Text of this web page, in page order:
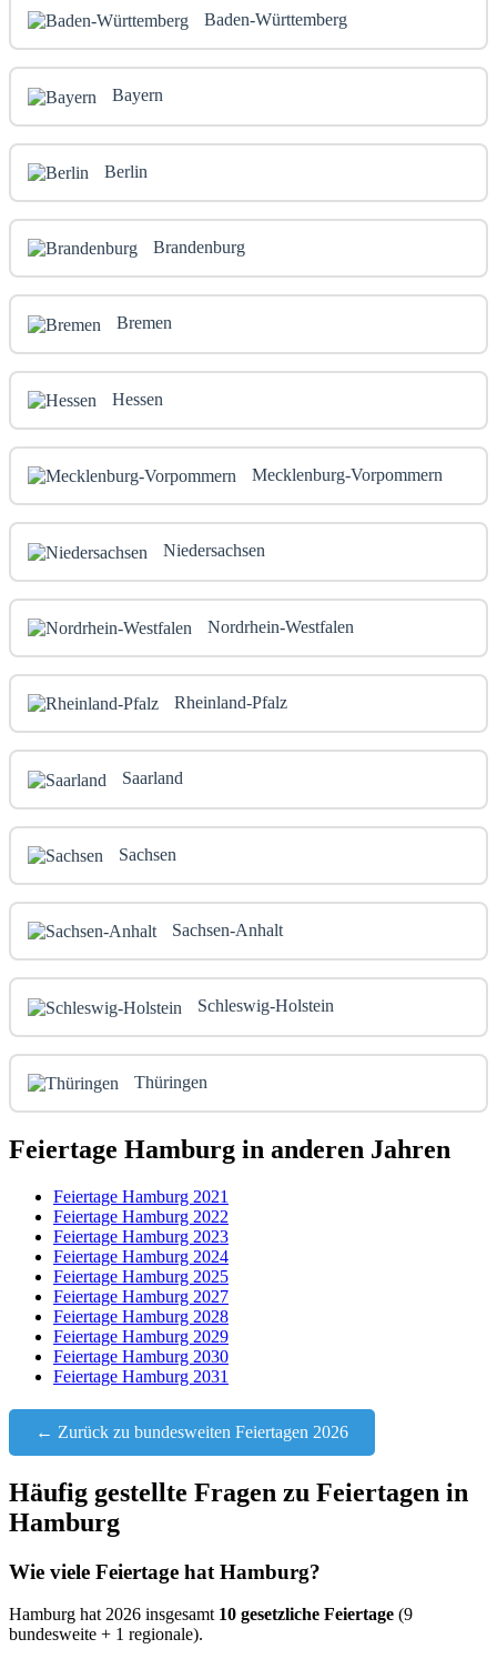
Baden-Württemberg
Bayern
Berlin
Brandenburg
Bremen
Hessen
Mecklenburg-Vorpommern
Niedersachsen
Nordrhein-Westfalen
Rheinland-Pfalz
Saarland
Sachsen
Sachsen-Anhalt
Schleswig-Holstein
Thüringen
Feiertage Hamburg in anderen Jahren
Feiertage Hamburg 2021
Feiertage Hamburg 2022
Feiertage Hamburg 2023
Feiertage Hamburg 2024
Feiertage Hamburg 2025
Feiertage Hamburg 2027
Feiertage Hamburg 2028
Feiertage Hamburg 2029
Feiertage Hamburg 2030
Feiertage Hamburg 2031
← Zurück zu bundesweiten Feiertagen 2026
Häufig gestellte Fragen zu Feiertagen in
Hamburg
Wie viele Feiertage hat Hamburg?
Hamburg hat 2026 insgesamt 10 gesetzliche Feiertage (9
bundesweite + 1 regionale).